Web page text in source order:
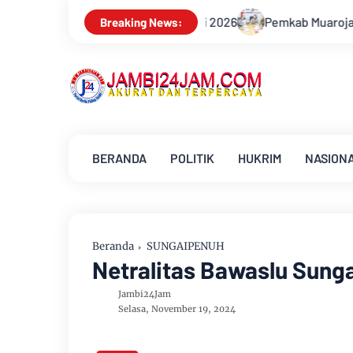
Breaking News:
Pemkab Muarojambi Mediasi Konflik PT Sinar
BERANDA POLITIK HUKRIM
Beranda SUNGAIPENUH
Netralitas Bawaslu
Jambi24Jam
Selasa, November 19, 2024